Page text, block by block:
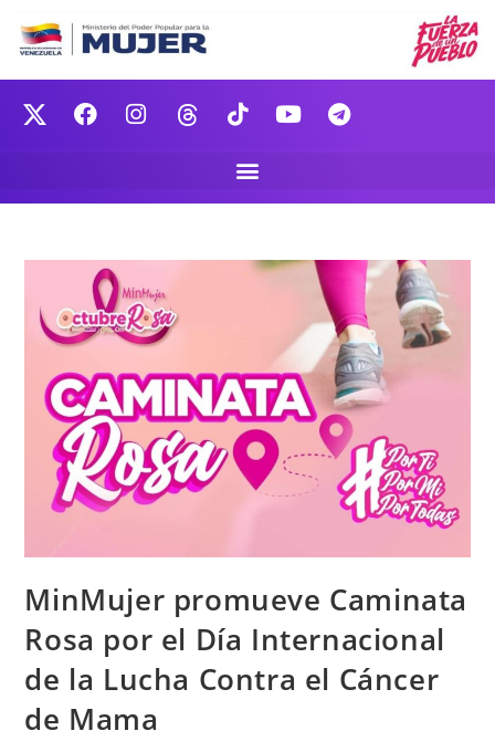
MinMujer promueve Caminata
Rosa por el Día Internacional
de la Lucha Contra el Cáncer
de Mama